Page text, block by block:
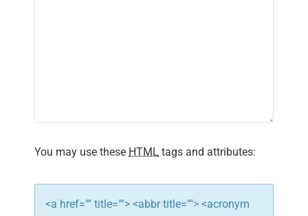
i
o
n
You may use these HTML tags and attributes:
<a href="" title=""> <abbr title=""> <acronym